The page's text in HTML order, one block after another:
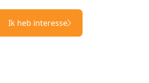
Ik heb interesse